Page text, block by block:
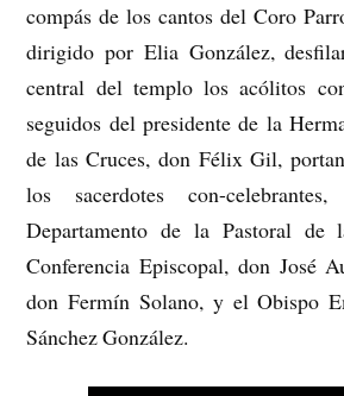
compás de los cantos del Coro
dirigido por Elia González,
central del templo los acólitos
seguidos del presidente de la
de las Cruces, don Félix Gil,
los sacerdotes con-
Departamento de la Pastoral de
Conferencia Episcopal, don José
don Fermín Solano, y el Obispo
Sánchez González.